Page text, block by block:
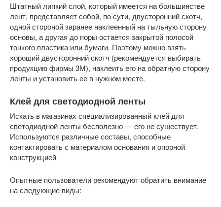
Штатный липкий слой, который имеется на большинстве
лент, представляет собой, по сути, двусторонний скотч,
одной стороной заранее наклеенный на тыльную сторону
основы, а другая до поры остается закрытой полосой
тонкого пластика или бумаги. Поэтому можно взять
хороший двусторонний скотч (рекомендуется выбирать
продукцию фирмы 3М), наклеить его на обратную сторону
ленты и установить ее в нужном месте.
Клей для светодиодной ленты
Искать в магазинах специализированный клей для
светодиодной ленты бесполезно — его не существует.
Используются различные составы, способные
контактировать с материалом основания и опорной
конструкцией
Опытные пользователи рекомендуют обратить внимание
на следующие виды: